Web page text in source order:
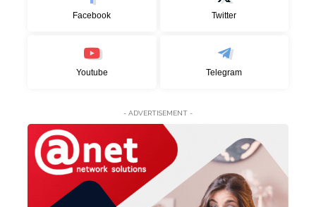
Facebook Twitter
Youtube Telegram
- ADVERTISEMENT -